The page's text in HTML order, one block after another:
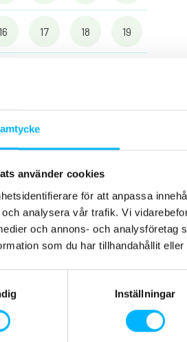
använder cookies
för att anpassa
analysera vår trafik. Vi
och annons- och
som du har tillhandahållit
Inställningar
17 18 19